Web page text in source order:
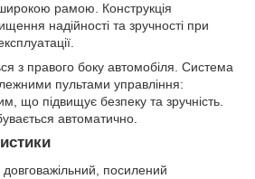
широкою рамою. Конструкція
надійності та зручності при
з правого боку автомобіля. Система
пультами управління:
що підвищує безпеку та зручність.
автоматично.
довговажільний, посилений